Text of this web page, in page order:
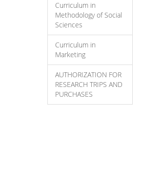
Curriculum in
Methodology of Social
Sciences
Curriculum in
Marketing
AUTHORIZATION FOR
RESEARCH TRIPS AND
PURCHASES